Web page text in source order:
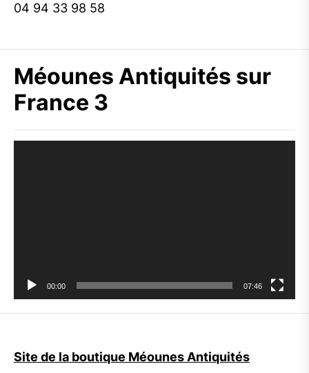
04 94 33 98 58
Méounes Antiquités sur
France 3
00:00 07:46
Site de la boutique Méounes Antiquités